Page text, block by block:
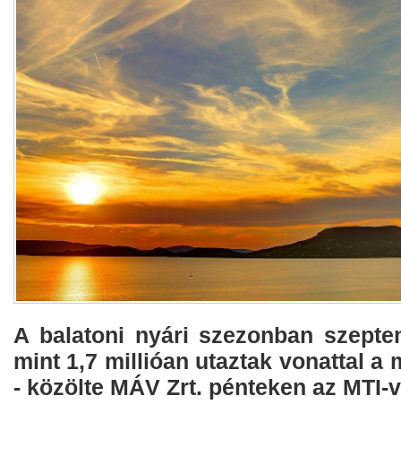
A balatoni nyári szezonban
mint 1,7 millióan utaztak vonattal a
- közölte MÁV Zrt. pénteken az MTI-